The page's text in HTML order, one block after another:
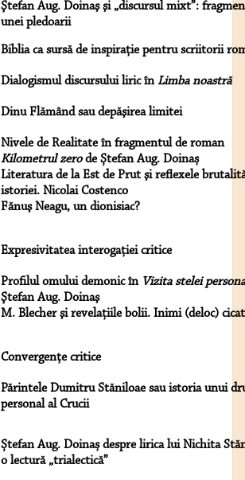
Ştefan Aug. Doinaş şi „discursul mixt”:
unei pledoarii
Biblia ca sursă de inspiraţie pentru scriitorii
Dialogismul discursului liric înLimba noastră
Dinu Flămând sau depăşirea limitei
Nivele de Realitate în fragmentul de roman
Kilometrul zerode Ștefan Aug. Doinaș
Literatura de la Est de Prut şi reflexele
istoriei. Nicolai Costenco
Fănuş Neagu, un dionisiac?
Expresivitatea interogaţiei critice
Profilul omului demonic în Vizita stelei
Ştefan Aug. Doinaş
M. Blecher şi revelaţiile bolii. Inimi (deloc)
Convergenţe critice
Părintele Dumitru Stăniloae sau istoria unui
personal al Crucii
Ștefan Aug. Doinaș despre lirica lui Nichita
o lectură „trialectică”